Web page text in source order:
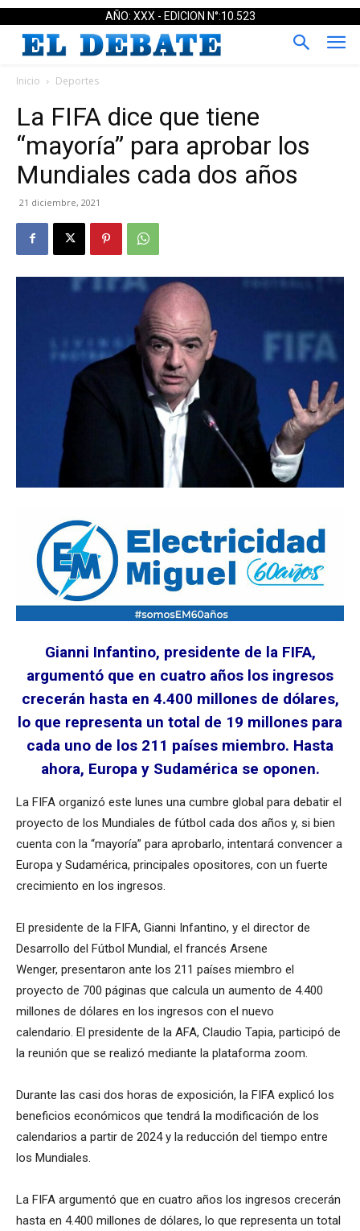
AÑO: XXX - EDICION N°:10.523
Inicio Deportes
La FIFA dice que tiene
“mayoría” para aprobar los
Mundiales cada dos años
21 diciembre, 2021
Gianni Infantino, presidente de la FIFA,
argumentó que en cuatro años los ingresos
crecerán hasta en 4.400 millones de dólares,
lo que representa un total de 19 millones para
cada uno de los 211 países miembro. Hasta
ahora, Europa y Sudamérica se oponen.
La FIFA organizó este lunes una cumbre global para debatir el
proyecto de los Mundiales de fútbol cada dos años y, si bien
cuenta con la “mayoría” para aprobarlo, intentará convencer a
Europa y Sudamérica, principales opositores, con un fuerte
crecimiento en los ingresos.
El presidente de la FIFA, Gianni Infantino, y el director de
Desarrollo del Fútbol Mundial, el francés Arsene
Wenger, presentaron ante los 211 países miembro el
proyecto de 700 páginas que calcula un aumento de 4.400
millones de dólares en los ingresos con el nuevo
calendario. El presidente de la AFA, Claudio Tapia, participó de
la reunión que se realizó mediante la plataforma zoom.
Durante las casi dos horas de exposición, la FIFA explicó los
beneficios económicos que tendrá la modificación de los
calendarios a partir de 2024 y la reducción del tiempo entre
los Mundiales.
La FIFA argumentó que en cuatro años los ingresos crecerán
hasta en 4.400 millones de dólares, lo que representa un total